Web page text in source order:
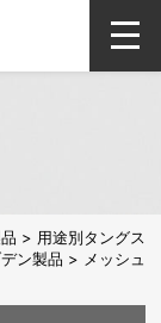
> 用途別タングス
ン製品 > メッシュ